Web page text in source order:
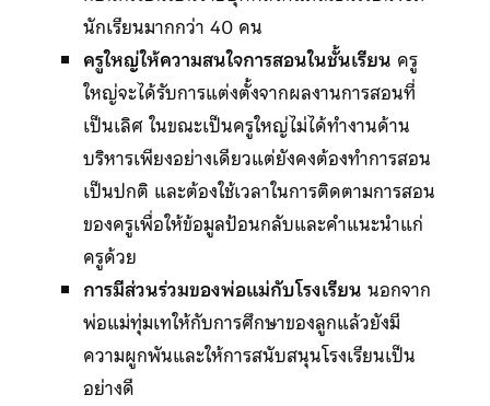
นักเรียนมากกว่า 40 คน
ครูใหญ่ให้ความสนใจการสอนในชั้นเรียน ครู
ใหญ่จะได้รับการแต่งตั้งจากผลงานการสอนที่
เป็นเลิศ ในขณะเป็นครูใหญ่ไม่ได้ทำงานด้าน
บริหารเพียงอย่างเดียวแต่ยังคงต้องทำการสอน
เป็นปกติ และต้องใช้เวลาในการติดตามการสอน
ของครูเพื่อให้ข้อมูลป้อนกลับและคำแนะนำแก่
ครูด้วย
การมีส่วนร่วมของพ่อแม่กับโรงเรียน นอกจาก
พ่อแม่ทุ่มเทให้กับการศึกษาของลูกแล้วยังมี
ความผูกพันและให้การสนับสนุนโรงเรียนเป็น
อย่างดี